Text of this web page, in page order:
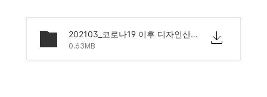
202103_코로나19 이후 디자인산업 육성 정책의 복합적 과제와 발전방안에 관한 연구_한국과학예술융합학회지_한국디자인진흥원 윤성원.pdf
0.63MB